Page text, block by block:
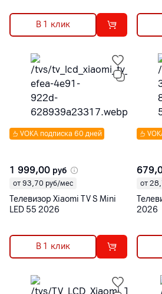
В 1 клик
VOKA подписка 60 дней
1 999,00 руб
от 93,70 руб/мес
Телевизор Xiaomi TV S Mini
LED 55 2026
В 1 клик
от
2026